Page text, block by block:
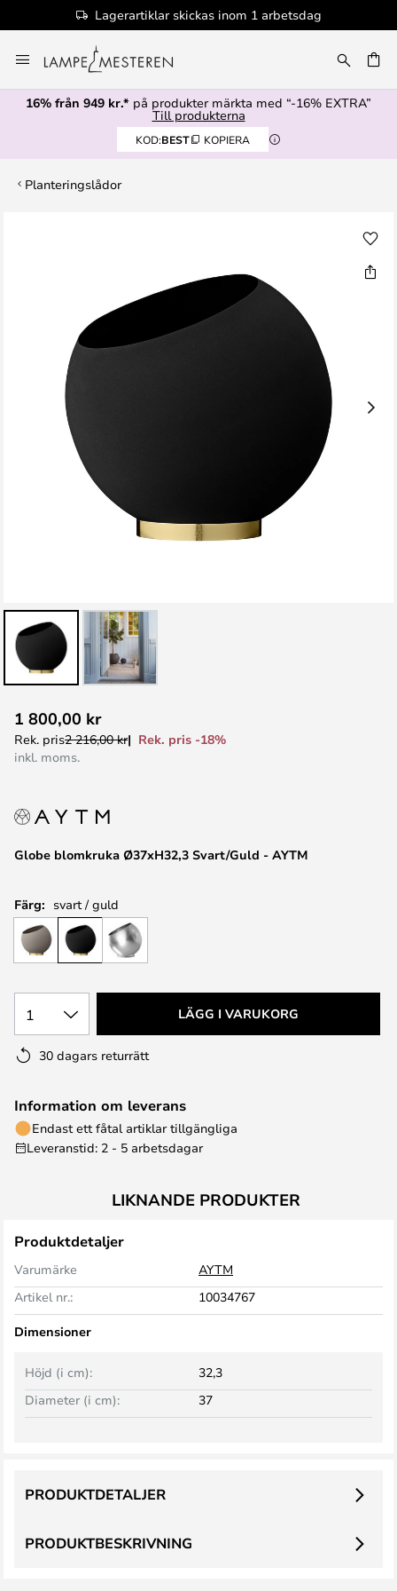
Lagerartiklar skickas inom 1 arbetsdag
till
innehållet
16% från 949 kr.* på produkter märkta med “-16% EXTRA”
Till produkterna
KOD:BEST KOPIERA
Planteringslådor
till
början
Globe blomkruka Ø37xH32,3 Svart/Guld - AYTM
1 800,00 kr
Rek. pris2 216,00 kr
Rek. pris -18%
inkl. moms.
Färg: svart / guld
1 LÄGG I VARUKORG
30 dagars returrätt
Information om leverans
Endast ett fåtal artiklar tillgängliga
Leveranstid: 2 - 5 arbetsdagar
LIKNANDE PRODUKTER
Produktdetaljer
Varumärke
AYTM
Artikel nr.:
10034767
Dimensioner
Höjd (i cm):
32,3
Diameter (i cm):
37
PRODUKTBESKRIVNING
PRODUKTDETALJER